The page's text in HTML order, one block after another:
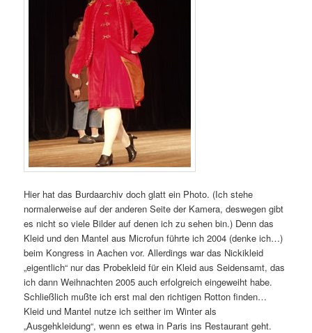
Hier hat das Burdaarchiv doch glatt ein Photo. (Ich stehe
normalerweise auf der anderen Seite der Kamera, deswegen gibt
es nicht so viele Bilder auf denen ich zu sehen bin.) Denn das
Kleid und den Mantel aus Microfun führte ich 2004 (denke ich…)
beim Kongress in Aachen vor. Allerdings war das Nickikleid
„eigentlich“ nur das Probekleid für ein Kleid aus Seidensamt, das
ich dann Weihnachten 2005 auch erfolgreich eingeweiht habe.
Schließlich mußte ich erst mal den richtigen Rotton finden…
Kleid und Mantel nutze ich seither im Winter als
„Ausgehkleidung“, wenn es etwa in Paris ins Restaurant geht.